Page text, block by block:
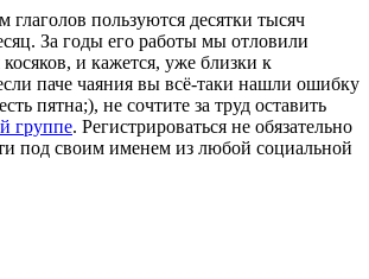
глаголов пользуются десятки тысяч
За годы его работы мы отловили
и кажется, уже близки к
паче чаяния вы всё-таки нашли ошибку
пятна;), не сочтите за труд оставить
группе. Регистрироваться не обязательно
под своим именем из любой социальной